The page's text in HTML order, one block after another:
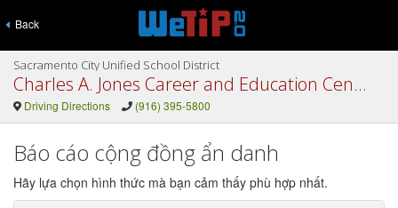
Back
Sacramento City Unified School District
Charles A. Jones Career and Education Center
Driving Directions (916) 395-5800
Báo cáo cộng đồng ẩn danh
Hãy lựa chọn hình thức mà bạn cảm thấy phù hợp nhất.